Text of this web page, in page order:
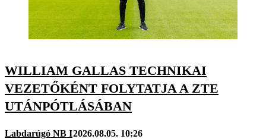
WILLIAM GALLAS TECHNIKAI
VEZETŐKÉNT FOLYTATJA A ZTE
UTÁNPÓTLÁSÁBAN
Labdarúgó NB I2026.08.05. 10:26